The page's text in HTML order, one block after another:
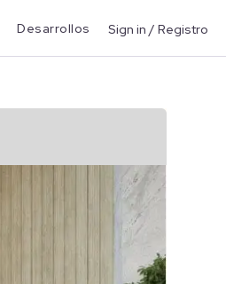
Desarrollos Sign in / Registro